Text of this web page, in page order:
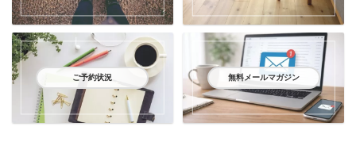
ご予約状況 無料メールマガジン